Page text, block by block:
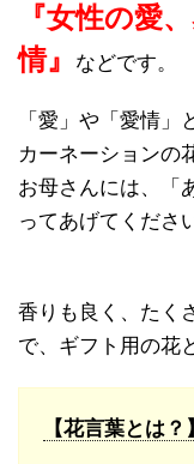
『女性の愛
情』
などです。
「愛」や「愛情
カーネーションの
お母さんには、「
ってあげてくださ
香りも良く、たく
で、ギフト用の花
【花言葉とは？】